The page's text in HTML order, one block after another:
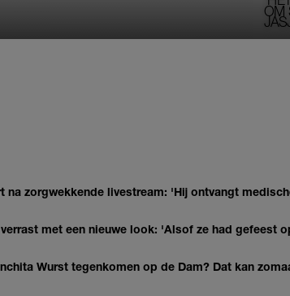
OM
na zorgwekkende livestream: 'Hij ontvangt
met een nieuwe look: 'Alsof ze had gefeest
Wurst tegenkomen op de Dam? Dat kan